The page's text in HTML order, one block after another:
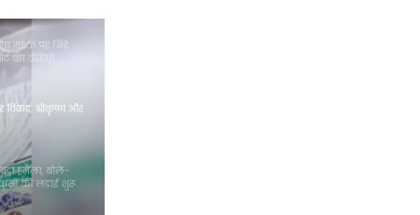
सड़क पर भिड़े
का वीडियो
विवाद, श्रीकृष्ण और
हमला, बोले-
की लड़ाई शुरू